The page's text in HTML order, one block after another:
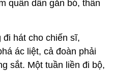
quân dân gắn bó, thân
hát cho chiến sĩ,
ác liệt, cả đoàn phải
sắt. Một tuần liền đi bộ,